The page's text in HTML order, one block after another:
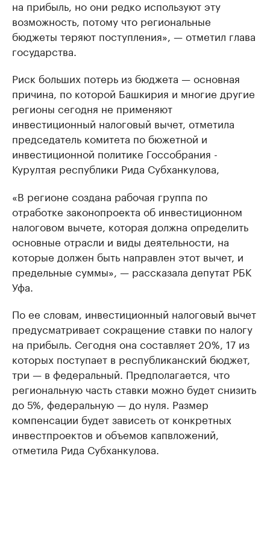
на прибыль, но они редко используют эту
возможность, потому что региональные
бюджеты теряют поступления», — отметил глава
государства.
Риск больших потерь из бюджета — основная
причина, по которой Башкирия и многие другие
регионы сегодня не применяют
инвестиционный налоговый вычет, отметила
председатель комитета по бюжетной и
инвестиционной политике Госсобрания -
Курултая республики Рида Субханкулова,
«В регионе создана рабочая группа по
отработке законопроекта об инвестиционном
налоговом вычете, которая должна определить
основные отрасли и виды деятельности, на
которые должен быть направлен этот вычет, и
предельные суммы», — рассказала депутат РБК
Уфа.
По ее словам, инвестиционный налоговый вычет
предусматривает сокращение ставки по налогу
на прибыль. Сегодня она составляет 20%, 17 из
которых поступает в республиканский бюджет,
три — в федеральный. Предполагается, что
региональную часть ставки можно будет снизить
до 5%, федеральную — до нуля. Размер
компенсации будет зависеть от конкретных
инвестпроектов и объемов капвложений,
отметила Рида Субханкулова.